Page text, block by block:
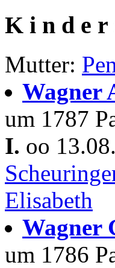
K i n d e r
Mutter:
Wagner
um 1787
I. oo
Elisabeth
Wagner
um 1786